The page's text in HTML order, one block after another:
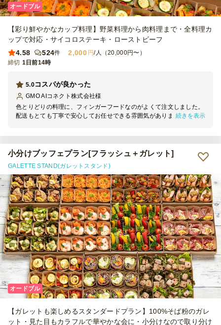
オードブル
【彩り鮮やかなカップ料理】野菜料理から肉料理まで・全料理カ
ップで対応・サイコロステーキ・ローストビーフ
4.58
524件 2,000 円/人（20,000円〜）
締切 1日前14時
コスパが良かった
5.0
GMO AIコネクト株式会社様
色とりどりの料理に、フィンガーフードなのがよくて注文しました。
配送もとても丁寧で安心してお任せできる雰囲気がありました。 立
るのが大変でした。 初めて注文したこともありそこまで頭がまわっ
ていなかったので、次回はそのあたりの注文方法を考えようと思って
続きを表示
小分けブッフェプラン[フラッシュ＋ガレット]
GALETTE STAND(ガレットスタンド)
オードブル
【ガレットも楽しめるスタンダードプラン】100%そば粉のガレ
ット・見た目もカラフルで華やかな会に・小分けなので取り分け